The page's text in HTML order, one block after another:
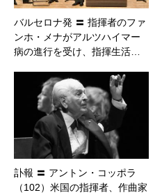
バルセロナ発 〓 指揮者のファ
ンホ・メナがアルツハイマー
病の進行を受け、指揮生活…
訃報 〓 アントン・コッポラ
（102）米国の指揮者、作曲家